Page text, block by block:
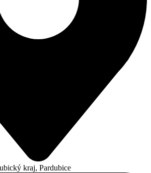
kraj, Pardubice